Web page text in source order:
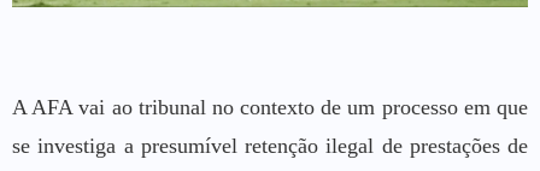
A AFA vai ao tribunal no contexto de um processo em que
se investiga a presumível retenção ilegal de prestações de